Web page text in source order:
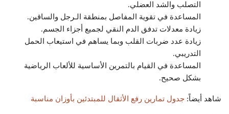
التصلب والشد العضلي.
المساعدة في تقوية المفاصل بمنطقة الـرجل والساقين.
زيادة معدلات تدفق الدم النقي لجميع أجزاء الجسم.
زيادة عدد ضربات القلب وبما يساهم في استيعاب الحمل
التدريبي.
المساعدة في القيام بالتمرين الأساسية للألعاب الرياضية
بشكل صحيح.
شاهد أيضاً: جدول تمارين رفع الأثقال للمبتدئين بأوزان مناسبة